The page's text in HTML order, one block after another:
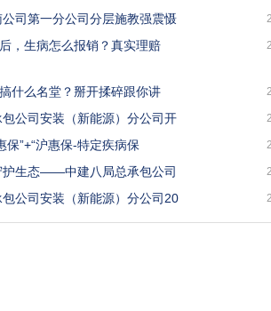
司第一分公司分层施教强震慑
，生病怎么报销？真实理赔
什么名堂？掰开揉碎跟你讲
公司安装（新能源）分公司开
保”+“沪惠保-特定疾病保
护生态——中建八局总承包公司
公司安装（新能源）分公司20